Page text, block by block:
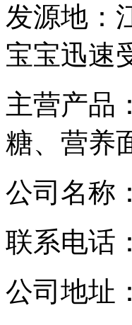
发源地：
宝宝迅速
主营产品：
糖、营养
公司名称
联系电话：
公司地址：